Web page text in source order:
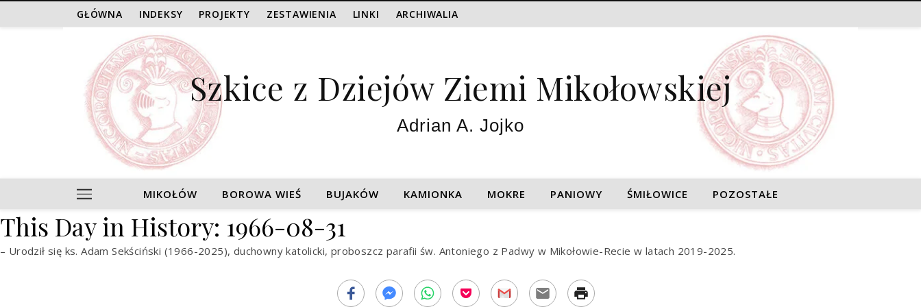
GŁÓWNA INDEKSY PROJEKTY ZESTAWIENIA LINKI ARCHIWALIA
Szkice z Dziejów Ziemi Mikołowskiej
Adrian A. Jojko
MIKOŁÓW BOROWA WIEŚ BUJAKÓW KAMIONKA MOKRE PANIOWY ŚMIŁOWICE POZOSTAŁE
This Day in History: 1966-08-31
– Urodził się ks. Adam Sekściński (1966-2025), duchowny katolicki, proboszcz parafii św. Antoniego z Padwy w Mikołowie-Recie w latach 2019-2025.